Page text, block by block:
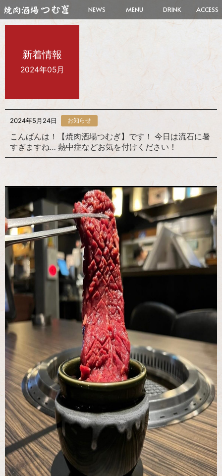
新着情報
2024年05月
2024年5月24日 お知らせ
こんばんは！【焼肉酒場つむぎ】です！ 今日は流石に暑
すぎますね… 熱中症などお気を付けください！
NEWS MENU DRINK ACCESS